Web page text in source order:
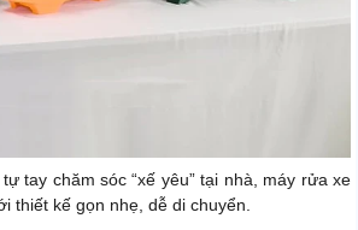
tay chăm sóc “xế yêu” tại nhà, máy rửa xe
thiết kế gọn nhẹ, dễ di chuyển.